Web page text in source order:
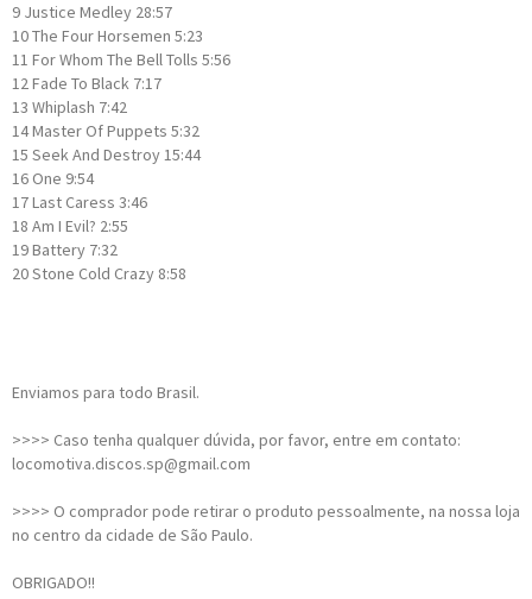
9 Justice Medley 28:57
10The Four Horsemen 5:23
11 For Whom The Bell Tolls 5:56
12Fade To Black 7:17
13 Whiplash 7:42
14Master Of Puppets 5:32
15 Seek And Destroy15:44
16 One 9:54
17Last Caress 3:46
18 Am I Evil? 2:55
19Battery 7:32
20Stone Cold Crazy 8:58
Enviamos para todo Brasil.
>>>> Caso tenha qualquer dúvida, por favor, entre em contato:
locomotiva.discos.sp@gmail.com
>>>> O comprador pode retirar o produto pessoalmente, na nossa loja
no centro da cidade de São Paulo.
OBRIGADO!!